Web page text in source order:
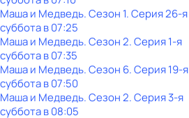
Маша и Медведь. Сезон 1. Серия 26-я
субботав07:25
Маша и Медведь. Сезон 2. Серия 1-я
субботав07:35
Маша и Медведь. Сезон 6. Серия 19-я
субботав07:50
Маша и Медведь. Сезон 2. Серия 3-я
субботав08:05